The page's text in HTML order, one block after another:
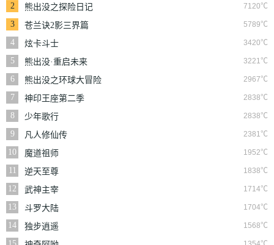
2 7120℃
熊出没之探险日记
3
5789℃
苍兰诀2影三界篇
4
3420℃
炫卡斗士
5
3221℃
熊出没·重启未来
6
2967℃
熊出没之环球大冒险
7
2838℃
神印王座第二季
8
2838℃
少年歌行
9
2381℃
凡人修仙传
10
1952℃
魔道祖师
11
1838℃
逆天至尊
12
1714℃
武神主宰
13
1704℃
斗罗大陆
14
1568℃
独步逍遥